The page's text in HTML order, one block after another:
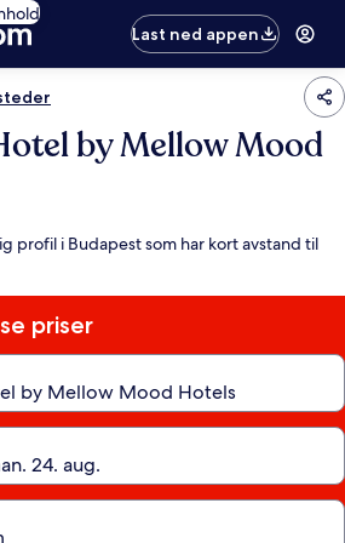
Last ned appen
by Mellow Mood
profil i Budapest som har kort avstand til
priser